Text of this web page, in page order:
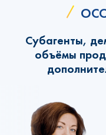
Субагенты,
объёмы